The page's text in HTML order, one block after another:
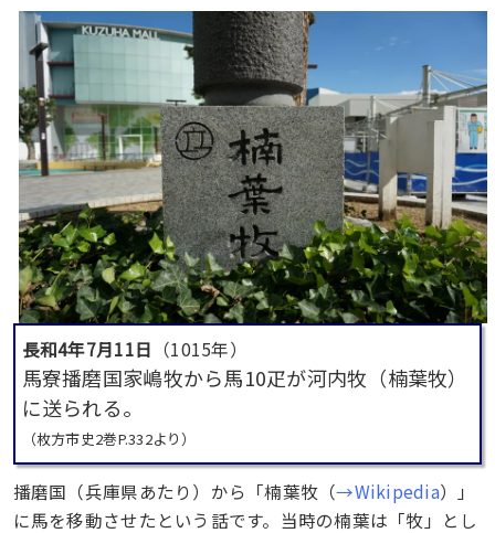
長和4年7月11日 （1015年）
馬寮播磨国家嶋牧から馬10疋が河内牧（楠葉牧）
に送られる。
（枚方市史2巻P.332より）
播磨国（兵庫県あたり）から「楠葉牧（→Wikipedia）」
に馬を移動させたという話です。当時の楠葉は「牧」とし